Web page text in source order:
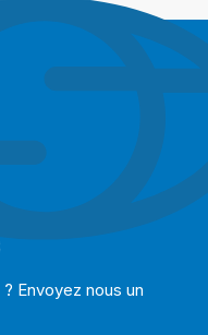
Envoyez nous un